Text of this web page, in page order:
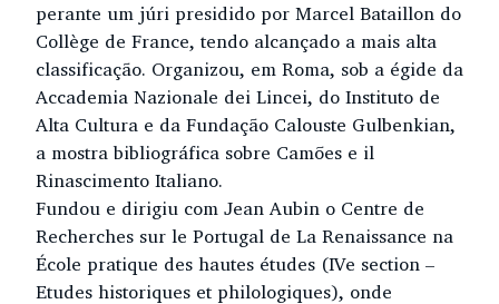
perante um júri presidido por Marcel Bataillon do
Collège de France, tendo alcançado a mais alta
classificação. Organizou, em Roma, sob a égide da
Accademia Nazionale dei Lincei, do Instituto de
Alta Cultura e da Fundação Calouste Gulbenkian,
a mostra bibliográfica sobre Camões e il
Rinascimento Italiano.
Fundou e dirigiu com Jean Aubin o Centre de
Recherches sur le Portugal de La Renaissance na
École pratique des hautes études (IVe section –
Etudes historiques et philologiques), onde